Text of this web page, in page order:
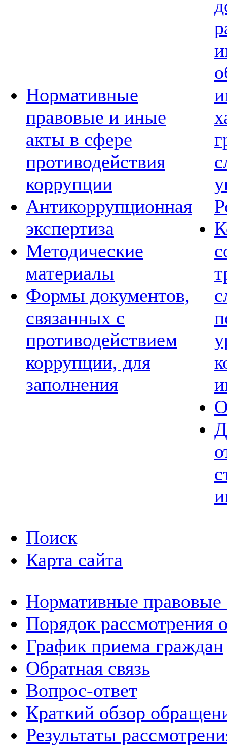
Нормативные
правовые и иные
акты в сфере
противодействия
коррупции
Антикоррупционная
экспертиза
Методические
материалы
Формы документов,
связанных с
противодействием
коррупции, для
заполнения
Поиск
Карта сайта
Нормативные правовые
Порядок рассмотрения
График приема граждан
Обратная связь
Вопрос-ответ
Краткий обзор
Результаты